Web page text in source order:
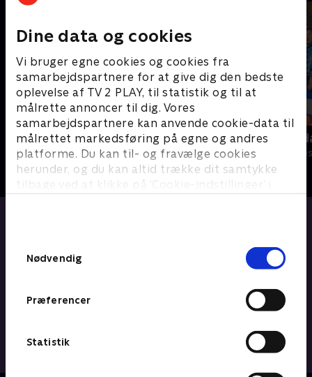
Dine data og cookies
Vi bruger egne cookies og cookies fra
samarbejdspartnere for at give dig den bedste
oplevelse af TV 2 PLAY, til statistik og til at
målrette annoncer til dig. Vores
samarbejdspartnere kan anvende cookie-data til
målrettet markedsføring på egne og andres
platforme. Du kan til- og fravælge cookies
herunder, og du kan altid trække dit samtykke
tilbage ved at klikke på ’Cookie-indstillinger’ i
Nødvendig
Præferencer
Statistik
Hold vejret! (dansk tale)
Komedie • 1 sæsoner
Robssons
Komedie • 1